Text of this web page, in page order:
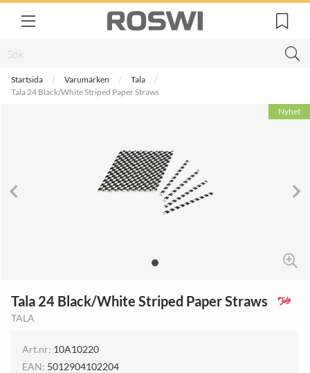
Startsida Varumärken
Tala
Tala 24 Black/White Striped Paper Straws
Nyhet
Tala 24 Black/White Striped Paper Straws
TALA
Art.nr: 10A10220
EAN: 5012904102204